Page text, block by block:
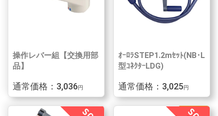
操作レバー組【交換用部
品】
通常価格：3,036円
ｵｰﾛﾗSTEP1.2mｾｯﾄ(NB･L
型ｺﾈｸﾀｰLDG)
通常価格：3,025円